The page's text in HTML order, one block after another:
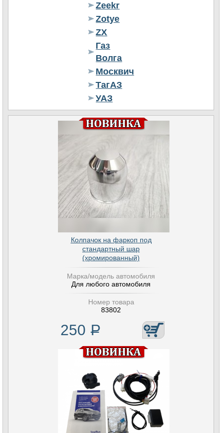
Zeekr
Zotye
ZX
Газ
Волга
Москвич
ТагАЗ
УАЗ
Колпачок на фаркоп под
стандартный шар
(хромированный)
Марка/модель автомобиля
Для любого автомобиля
Номер товара
83802
250 Р